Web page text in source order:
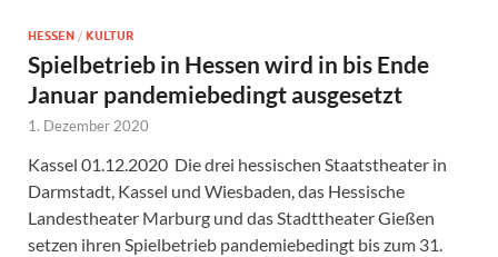
HESSEN / KULTUR
Spielbetrieb in Hessen wird in bis Ende
Januar pandemiebedingt ausgesetzt
1. Dezember 2020
Kassel 01.12.2020 Die drei hessischen Staatstheater in
Darmstadt, Kassel und Wiesbaden, das Hessische
Landestheater Marburg und das Stadttheater Gießen
setzen ihren Spielbetrieb pandemiebedingt bis zum 31.